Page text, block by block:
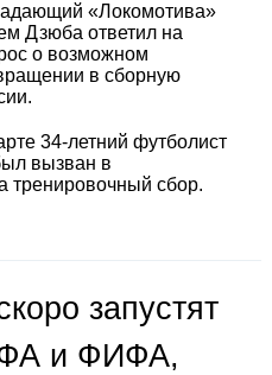
«Локомотива»
Дзюба ответил на
о возможном
в сборную
34-летний футболист
вызван в
тренировочный сбор.
запустят
и ФИФА,